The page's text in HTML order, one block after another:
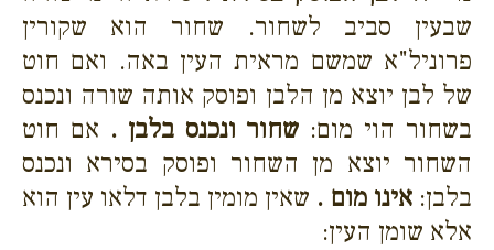
שבעין סביב לשחור. שחור הוא שקורין
פרוניל"א שמשם מראית העין באה. ואם חוט
של לבן יוצא מן הלבן ופוסק אותה שורה ונכנס
בשחור הוי מום: שחור ונכנס בלבן . אם חוט
השחור יוצא מן השחור ופוסק בסירא ונכנס
בלבן:אינו מום . שאין מומין בלבן דלאו עין הוא
אלא שומן העין: